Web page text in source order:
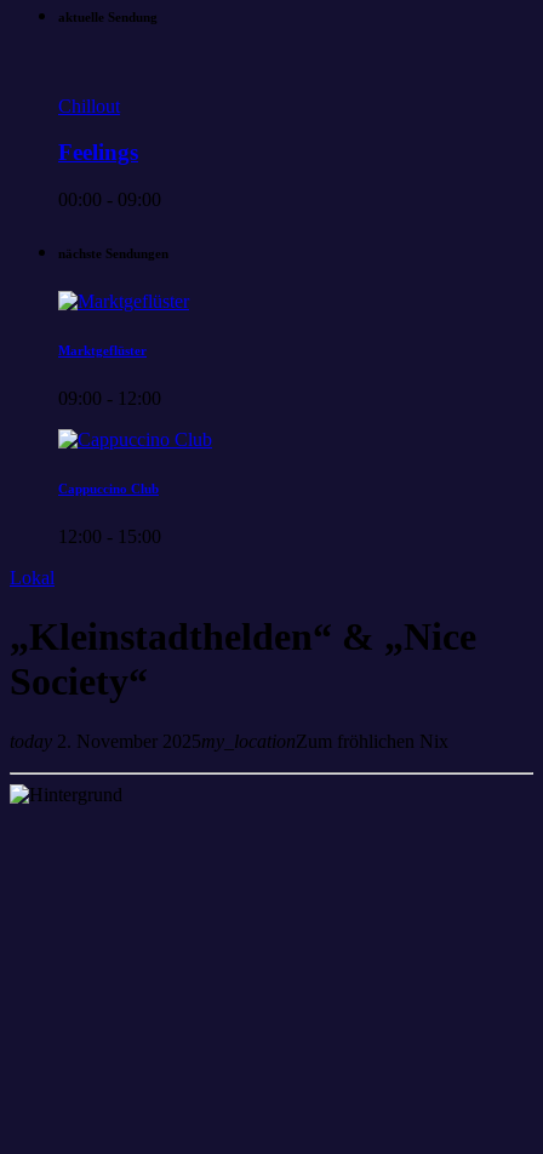
aktuelle Sendung
Chillout
Feelings
00:00 - 09:00
nächste Sendungen
Marktgeflüster
09:00 - 12:00
Cappuccino Club
12:00 - 15:00
Lokal
„Kleinstadthelden“ & „Nice
Society“
today 2. November 2025my_locationZum fröhlichen Nix